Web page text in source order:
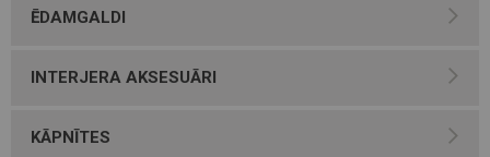
ĒDAMGALDI
INTERJERA AKSESUĀRI
KĀPNĪTES